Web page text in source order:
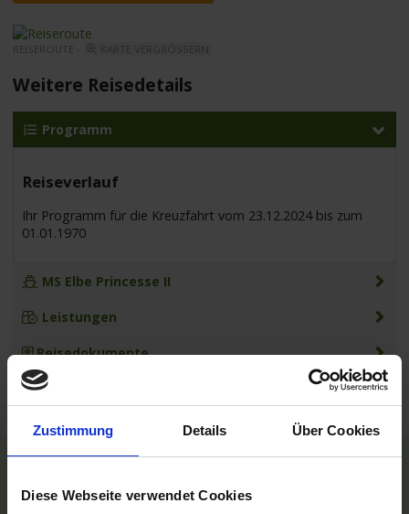
Zustimmung Details Über Cookies
Diese Webseite verwendet Cookies
Suche
REISEROUTE -
Weitere Reisedetails
Programm
Reiseverlauf
Ihr Programm für die Kreuzfahrt vom 23.12.2024 bis zum
01.01.1970
MS Elbe Princesse II
Leistungen
Reisedokumente